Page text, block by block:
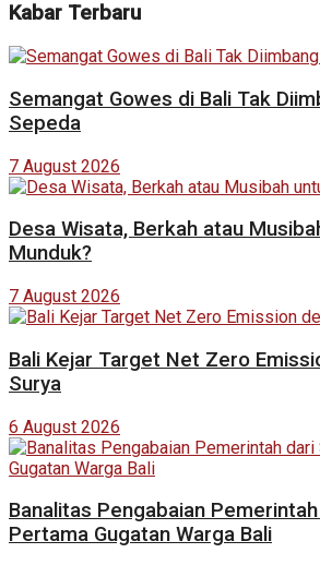
Kabar Terbaru
Semangat Gowes di Bali Tak
Sepeda
7 August 2026
Desa Wisata, Berkah atau
Munduk?
7 August 2026
Bali Kejar Target Net Zero
Surya
6 August 2026
Banalitas Pengabaian
Pertama Gugatan Warga Bali